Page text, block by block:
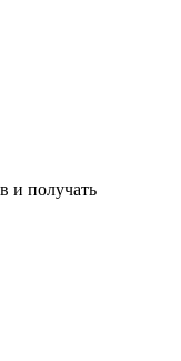
и получать